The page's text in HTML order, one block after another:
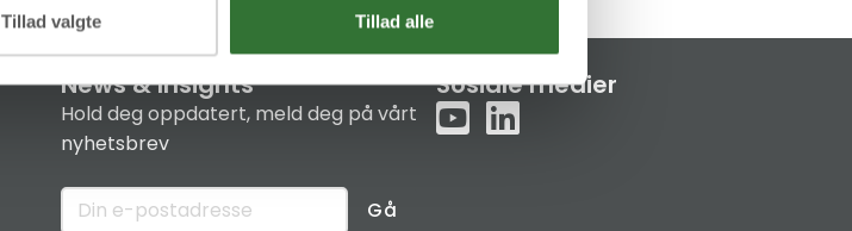
Tillad valgte Tillad alle
News & Insights
Hold deg oppdatert, meld deg på vårt
nyhetsbrev
Gå
Sosiale medier